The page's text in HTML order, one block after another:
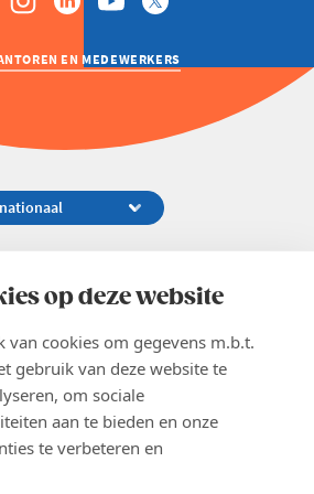
op deze website
van cookies om gegevens m.b.t.
gebruik van deze website te
om sociale
aan te bieden en onze
te verbeteren en
EN MEDEWERKERS
11
EN